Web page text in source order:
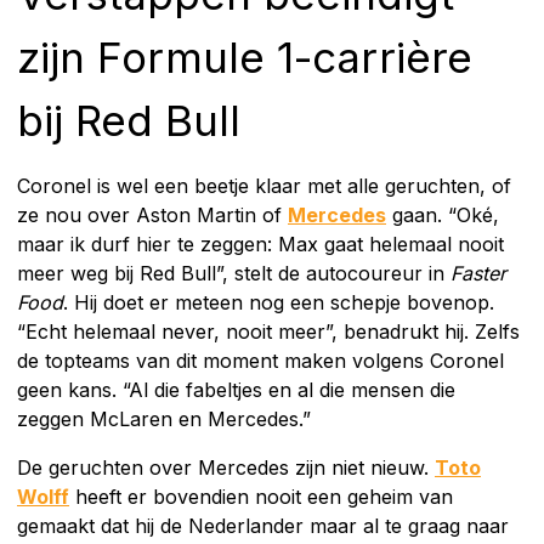
zijn Formule 1-carrière
bij Red Bull
Coronel is wel een beetje klaar met alle geruchten, of
ze nou over Aston Martin of Mercedes gaan. “Oké,
maar ik durf hier te zeggen: Max gaat helemaal nooit
meer weg bij Red Bull”, stelt de autocoureur in Faster
Food. Hij doet er meteen nog een schepje bovenop.
“Echt helemaal never, nooit meer”, benadrukt hij. Zelfs
de topteams van dit moment maken volgens Coronel
geen kans. “Al die fabeltjes en al die mensen die
zeggen McLaren en Mercedes.”
De geruchten over Mercedes zijn niet nieuw. Toto
Wolff heeft er bovendien nooit een geheim van
gemaakt dat hij de Nederlander maar al te graag naar